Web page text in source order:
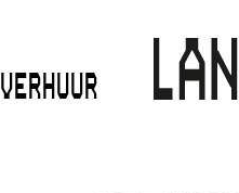
VERHUUR